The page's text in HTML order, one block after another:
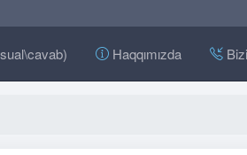
Haqqımızda